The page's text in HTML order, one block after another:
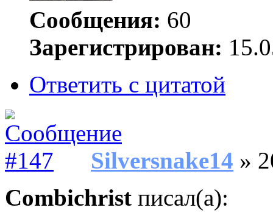
Сообщения: 60
Зарегистрирован:
Ответить с цитатой
Silversnake14 »
Combichrist писал(а):